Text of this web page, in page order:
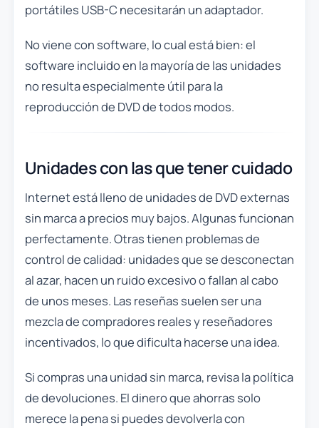
portátiles USB-C necesitarán un adaptador.
No viene con software, lo cual está bien: el
software incluido en la mayoría de las unidades
no resulta especialmente útil para la
reproducción de DVD de todos modos.
Unidades con las que tener cuidado
Internet está lleno de unidades de DVD externas
sin marca a precios muy bajos. Algunas funcionan
perfectamente. Otras tienen problemas de
control de calidad: unidades que se desconectan
al azar, hacen un ruido excesivo o fallan al cabo
de unos meses. Las reseñas suelen ser una
mezcla de compradores reales y reseñadores
incentivados, lo que dificulta hacerse una idea.
Si compras una unidad sin marca, revisa la política
de devoluciones. El dinero que ahorras solo
merece la pena si puedes devolverla con